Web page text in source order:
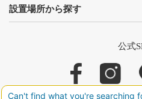
設置場所から探す
公式